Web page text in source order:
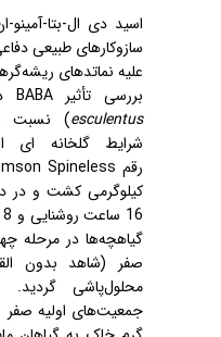
اسید دی ­ال­-بتا-آمینو-
سازوکارهای طبیعی
علیه نماتدهای
بررسی تأثیر BABAدر
esculentus) نسبت
شرایط گلخانه‏ ای
رقمSpineless
کیلوگرمی کشت و در
گیاهچه‌ها در مرحله
صفر (شاهد بدون القاگر)، 5/0، 1 و 2